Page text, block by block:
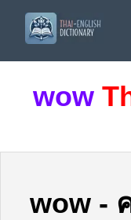
wow
wow-